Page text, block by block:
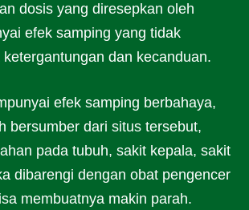
dosis yang diresepkan oleh
efek samping yang tidak
dan kecanduan.
efek samping berbahaya,
bersumber dari situs tersebut,
pada tubuh, sakit kepala, sakit
dibarengi dengan obat pengencer
membuatnya makin parah.